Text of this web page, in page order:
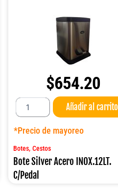
$654.20
Bote
Silver
Acero
INOX.12LT.
cantidad
Añadir al carrito
*Precio de mayoreo
Botes,Cestos
Bote Silver Acero INOX.12LT.
C/Pedal